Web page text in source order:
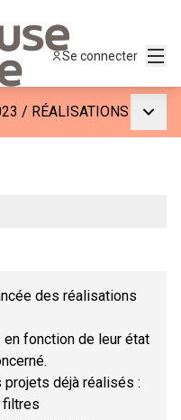
Se connecter
/ RÉALISATIONS
des réalisations
fonction de leur état
projets déjà réalisés :
filtres